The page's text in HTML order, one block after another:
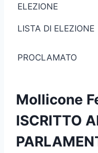
ELEZIONE
LISTA DI ELEZIONE
PROCLAMATO
Mollicone
ISCRITTO